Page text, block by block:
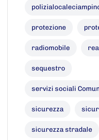
protezione
radiomobile
sequestro
servizi sociali
sicurezza
sicurezza stradale